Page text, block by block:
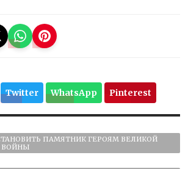
Twitter WhatsApp Pinterest
ПАМЯТНИК ГЕРОЯМ ВЕЛИКОЙ
ВОЙНЫ